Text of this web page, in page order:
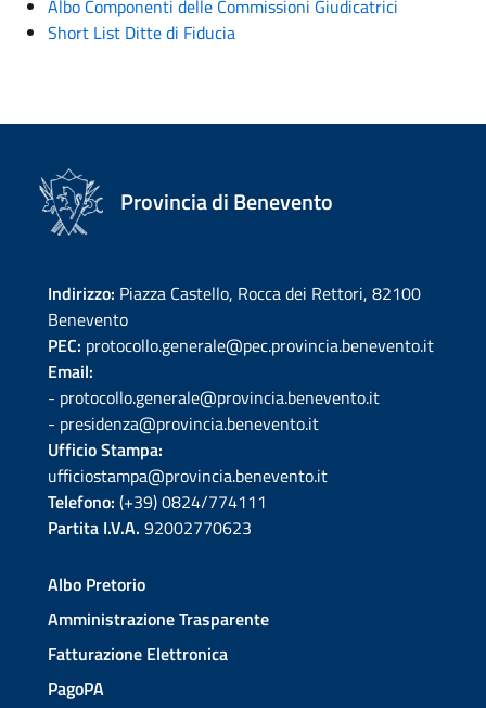
Albo Componenti delle Commissioni Giudicatrici
Short List Ditte di Fiducia
Provincia di Benevento
Indirizzo: Piazza Castello, Rocca dei Rettori, 82100
Benevento
PEC: protocollo.generale@pec.provincia.benevento.it
Email:
- protocollo.generale@provincia.benevento.it
- presidenza@provincia.benevento.it
Ufficio Stampa:
ufficiostampa@provincia.benevento.it
Telefono: (+39) 0824/774111
Partita I.V.A. 92002770623
Albo Pretorio
Amministrazione Trasparente
Fatturazione Elettronica
PagoPA